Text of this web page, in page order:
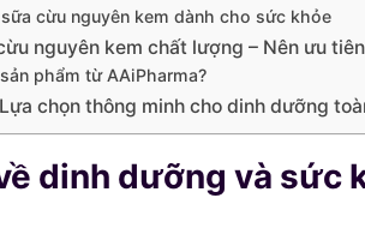
cừu nguyên kem dành cho sức khỏe
nguyên kem chất lượng – Nên ưu
phẩm từ AAiPharma?
chọn thông minh cho dinh dưỡng
dinh dưỡng và sức